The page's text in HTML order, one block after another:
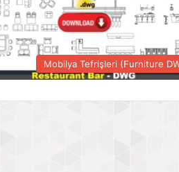
Mobilya Tefrişleri (Furniture